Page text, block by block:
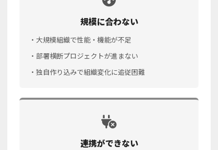
規模に合わない
・大規模組織で性能・機能が不足
・部署横断プロジェクトが進まない
・独自作り込みで組織変化に追従困難
連携ができない